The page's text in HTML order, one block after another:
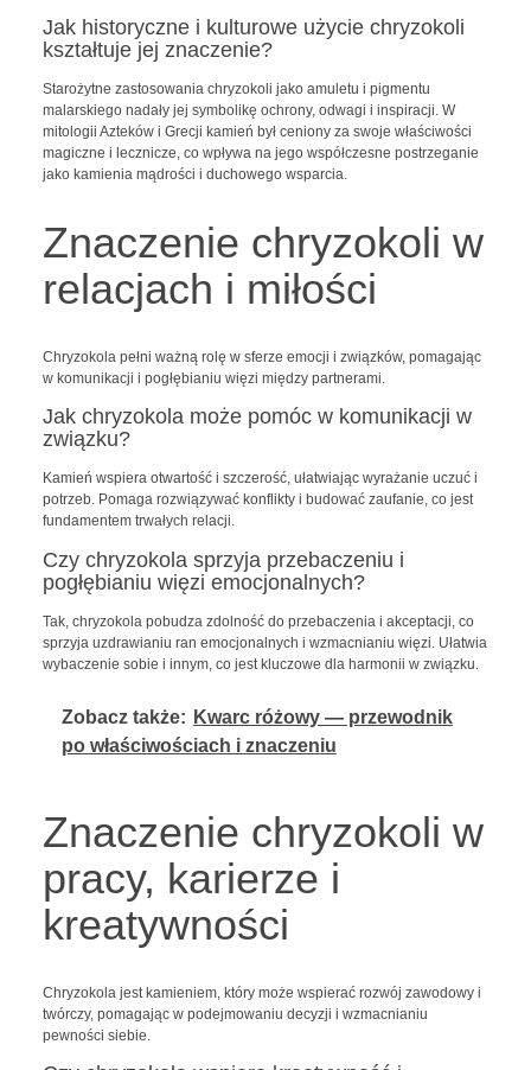
Jak historyczne i kulturowe użycie chryzokoli
kształtuje jej znaczenie?
Starożytne zastosowania chryzokoli jako amuletu i pigmentu
malarskiego nadały jej symbolikę ochrony, odwagi i inspiracji. W
mitologii Azteków i Grecji kamień był ceniony za swoje właściwości
magiczne i lecznicze, co wpływa na jego współczesne postrzeganie
jako kamienia mądrości i duchowego wsparcia.
Znaczenie chryzokoli w
relacjach i miłości
Chryzokola pełni ważną rolę w sferze emocji i związków, pomagając
w komunikacji i pogłębianiu więzi między partnerami.
Jak chryzokola może pomóc w komunikacji w
związku?
Kamień wspiera otwartość i szczerość, ułatwiając wyrażanie uczuć i
potrzeb. Pomaga rozwiązywać konflikty i budować zaufanie, co jest
fundamentem trwałych relacji.
Czy chryzokola sprzyja przebaczeniu i
pogłębianiu więzi emocjonalnych?
Tak, chryzokola pobudza zdolność do przebaczenia i akceptacji, co
sprzyja uzdrawianiu ran emocjonalnych i wzmacnianiu więzi. Ułatwia
wybaczenie sobie i innym, co jest kluczowe dla harmonii w związku.
Zobacz także: Kwarc różowy — przewodnik
po właściwościach i znaczeniu
Znaczenie chryzokoli w
pracy, karierze i
kreatywności
Chryzokola jest kamieniem, który może wspierać rozwój zawodowy i
twórczy, pomagając w podejmowaniu decyzji i wzmacnianiu
pewności siebie.